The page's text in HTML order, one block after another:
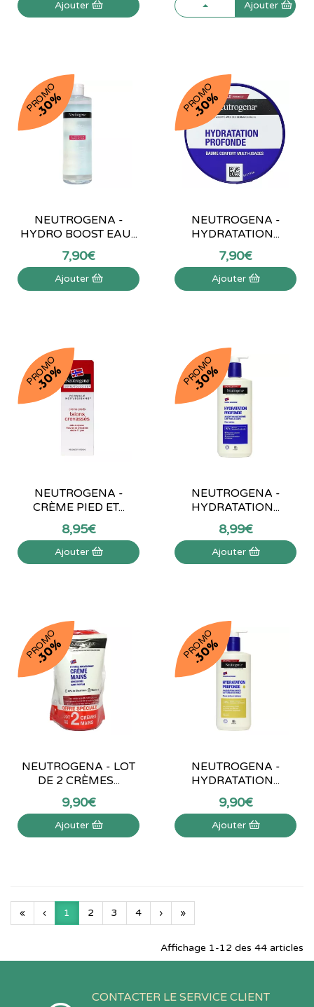
Ajouter Ajouter
PROMO
-30%
NEUTROGENA -
HYDRO BOOST EAU...
7,90€
Ajouter
PROMO
-30%
NEUTROGENA -
HYDRATATION...
7,90€
Ajouter
PROMO
-30%
NEUTROGENA -
CRÈME PIED ET...
8,95€
Ajouter
PROMO
-30%
NEUTROGENA -
HYDRATATION...
8,99€
Ajouter
PROMO
-30%
NEUTROGENA - LOT
DE 2 CRÈMES...
9,90€
Ajouter
PROMO
-30%
NEUTROGENA -
HYDRATATION...
9,90€
Ajouter
« ‹ 1 2 3 4 › »
Affichage 1-12 des 44 articles
CONTACTER LE SERVICE CLIENT